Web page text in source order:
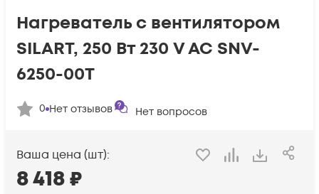
Нагреватель с вентилятором
SILART, 250 Вт 230 V AC SNV-
6250-00T
0 Нет отзывов Нет вопросов
Ваша цена (шт):
8 418₽